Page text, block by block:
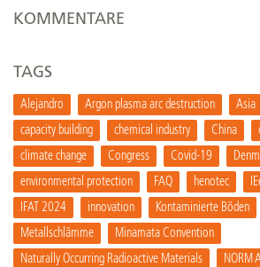
KOMMENTARE
TAGS
Alejandro Argon plasma arc destruction Asia
capacity building
chemical industry China
climate change
Congress Covid-19
environmental protection
FAQ henotec
IFAT 2024
innovation Kontaminierte Böden
Metallschlämme
Minamata Convention
Naturally Occurring Radioactive Materials
NORM